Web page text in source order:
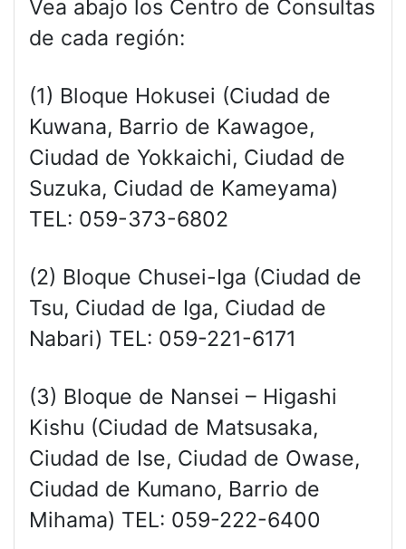
Vea abajo los Centro de Consultas
de cada región:
(1) Bloque Hokusei (Ciudad de
Kuwana, Barrio de Kawagoe,
Ciudad de Yokkaichi, Ciudad de
Suzuka, Ciudad de Kameyama)
TEL: 059-373-6802
(2) Bloque Chusei-Iga (Ciudad de
Tsu, Ciudad de Iga, Ciudad de
Nabari) TEL: 059-221-6171
(3) Bloque de Nansei – Higashi
Kishu (Ciudad de Matsusaka,
Ciudad de Ise, Ciudad de Owase,
Ciudad de Kumano, Barrio de
Mihama) TEL: 059-222-6400